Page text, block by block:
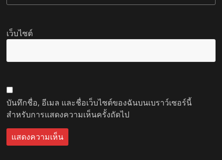
เว็บไซต์
บันทึกชื่อ, อีเมล และชื่อเว็บไซต์ของฉันบนเบราว์เซอร์นี้
สำหรับการแสดงความเห็นครั้งถัดไป